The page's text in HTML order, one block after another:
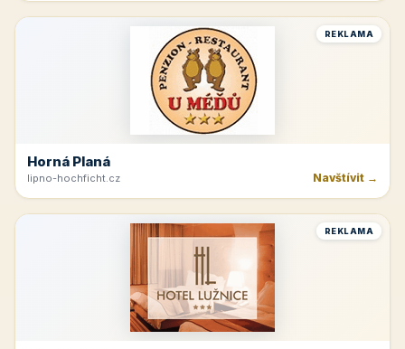
REKLAMA
Horná Planá
lipno-hochficht.cz Navštívit →
REKLAMA